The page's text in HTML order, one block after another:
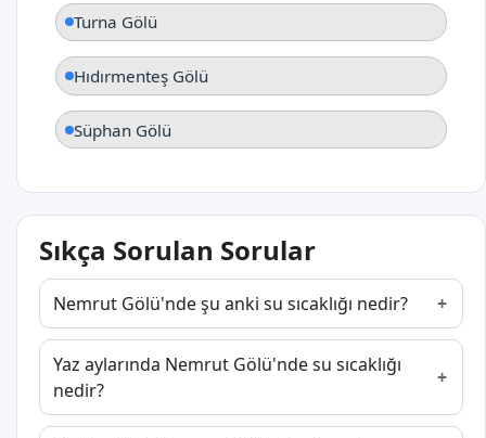
Turna Gölü
Hıdırmenteş Gölü
Süphan Gölü
Sıkça Sorulan Sorular
Nemrut Gölü'nde şu anki su sıcaklığı nedir?
Yaz aylarında Nemrut Gölü'nde su sıcaklığı
nedir?